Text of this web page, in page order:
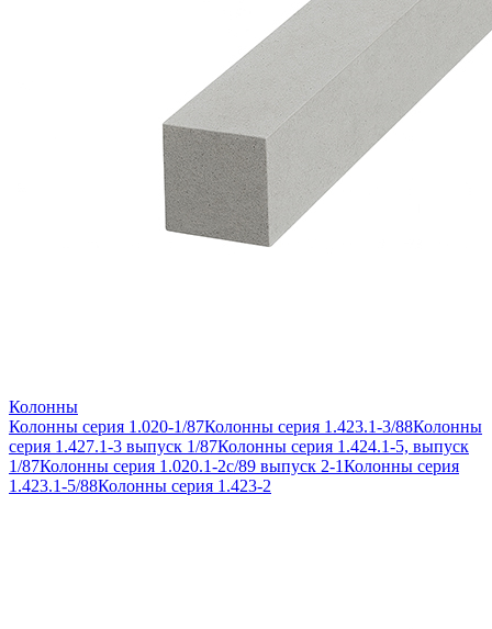
Колонны
Колонны серия 1.020-1/87Колонны серия 1.423.1-3/88Колонны
серия 1.427.1-3 выпуск 1/87Колонны серия 1.424.1-5, выпуск
1/87Колонны серия 1.020.1-2с/89 выпуск 2-1Колонны серия
1.423.1-5/88Колонны серия 1.423-2